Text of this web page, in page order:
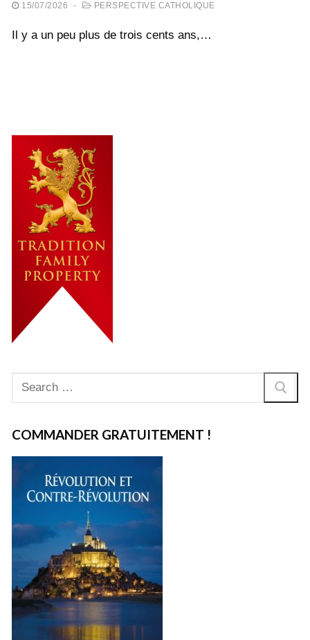
15/07/2026 - PERSPECTIVE CATHOLIQUE
Il y a un peu plus de trois cents ans,…
Rechercher
:
COMMANDER GRATUITEMENT !